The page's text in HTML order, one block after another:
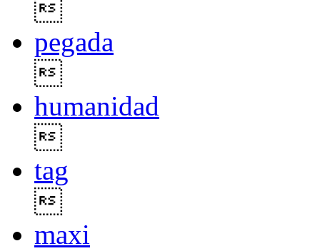
pegada
humanidad
tag
maxi